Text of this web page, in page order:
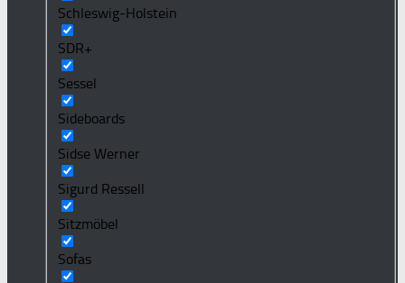
Schleswig-Holstein
SDR+
Sessel
Sideboards
Sidse Werner
Sigurd Ressell
Sitzmöbel
Sofas